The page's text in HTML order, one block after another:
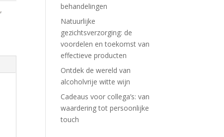
,
behandelingen
Natuurlijke
gezichtsverzorging: de
voordelen en toekomst van
effectieve producten
Ontdek de wereld van
alcoholvrije witte wijn
Cadeaus voor collega’s: van
waardering tot persoonlijke
touch